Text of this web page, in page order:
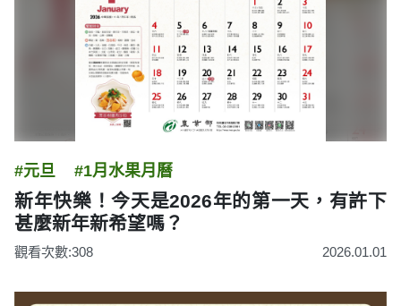
#元旦 #1月水果月曆
新年快樂！今天是2026年的第一天，有許下
甚麼新年新希望嗎？
觀看次數:308 2026.01.01